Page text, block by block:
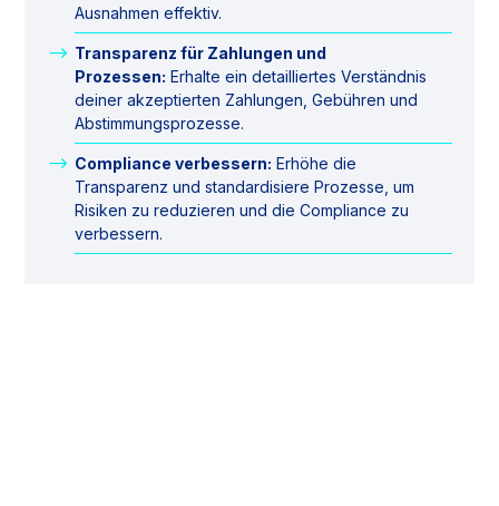
Ausnahmen effektiv.
Transparenz für Zahlungen und
Prozessen: Erhalte ein detailliertes Verständnis
deiner akzeptierten Zahlungen, Gebühren und
Abstimmungsprozesse.
Compliance verbessern: Erhöhe die
Transparenz und standardisiere Prozesse, um
Risiken zu reduzieren und die Compliance zu
verbessern.